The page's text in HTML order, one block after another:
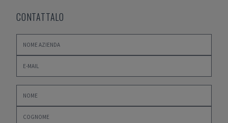
CONTATTALO